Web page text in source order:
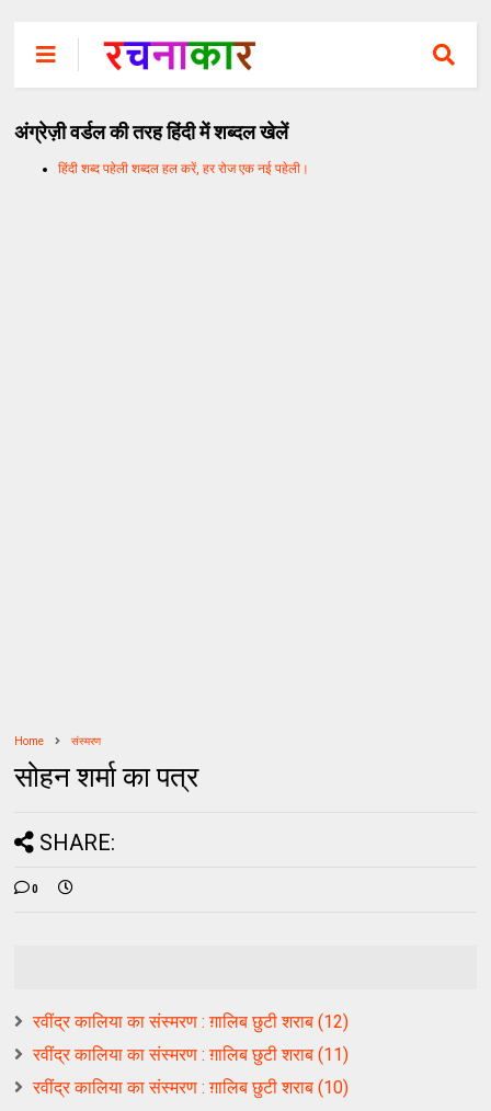
अंग्रेज़ी वर्डल की तरह हिंदी में शब्दल खेलें
हिंदी शब्द पहेली शब्दल हल करें, हर रोज एक नई पहेली।
Home संस्मरण
सोहन शर्मा का पत्र
SHARE:
0
रवींद्र कालिया का संस्मरण : ग़ालिब छुटी शराब (12)
रवींद्र कालिया का संस्मरण : ग़ालिब छुटी शराब (11)
रवींद्र कालिया का संस्मरण : ग़ालिब छुटी शराब (10)